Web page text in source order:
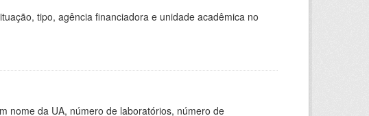
tipo, agência financiadora e unidade acadêmica no
nome da UA, número de laboratórios, número de